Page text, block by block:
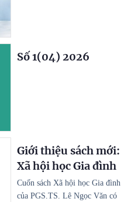
Số 1(04) 2026
Giới thiệu sách mới:
Xã hội học Gia đình
Cuốn sách Xã hội học Gia đình
của PGS.TS. Lê Ngọc Văn có